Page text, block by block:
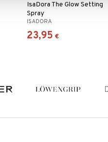
IsaDora The Glow Setting
Spray
ISADORA
23,95 €